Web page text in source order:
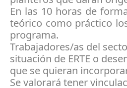
En las 10 horas de
teórico como práctico
programa.
Trabajadores/as del
situación de ERTE o
que se quieran
Se valorará tener